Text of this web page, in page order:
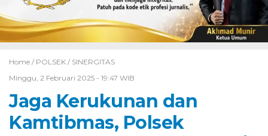
Home / POLSEK / SINERGITAS
Minggu, 2 Februari 2025 - 19:47 WIB
Jaga Kerukunan dan
Kamtibmas, Polsek